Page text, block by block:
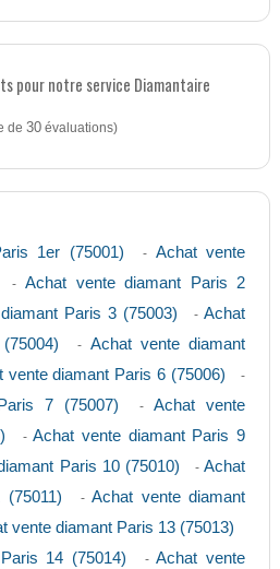
pour notre service Diamantaire
de 30évaluations)
1er (75001) - Achat vente
-Achat vente diamant Paris 2
Paris 3 (75003) -Achat
- Achat vente diamant
vente diamant Paris 6 (75006) -
7 (75007) -Achat vente
-Achat vente diamant Paris 9
Paris 10 (75010) -Achat
-Achat vente diamant
vente diamant Paris 13 (75013)
14 (75014) -Achat vente